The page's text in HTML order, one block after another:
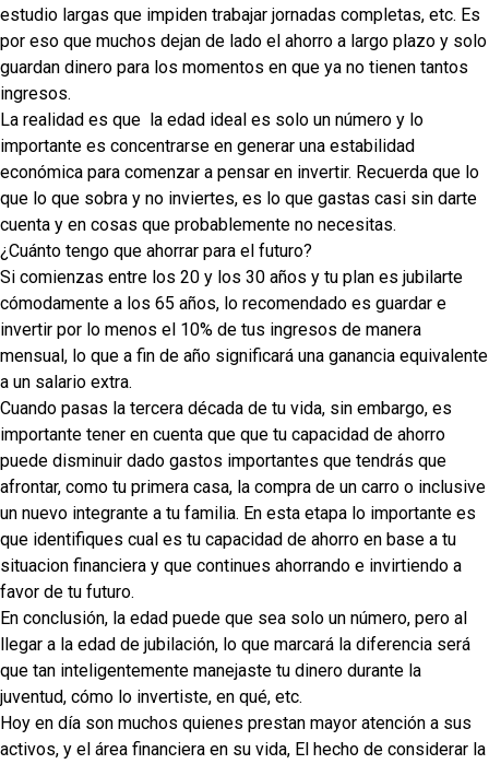
estudio largas que impiden trabajar jornadas completas, etc. Es
por eso que muchos dejan de lado el ahorro a largo plazo y solo
guardan dinero para los momentos en que ya no tienen tantos
ingresos.
La realidad es que la edad ideal es solo un número y lo
importante es concentrarse en generar una estabilidad
económica para comenzar a pensar en invertir. Recuerda que lo
que lo que sobra y no inviertes, es lo que gastas casi sin darte
cuenta y en cosas que probablemente no necesitas.
¿Cuánto tengo que ahorrar para el futuro?
Si comienzas entre los 20 y los 30 años y tu plan es jubilarte
cómodamente a los 65 años, lo recomendado es guardar e
invertir por lo menos el 10% de tus ingresos de manera
mensual, lo que a fin de año significará una ganancia equivalente
a un salario extra.
Cuando pasas la tercera década de tu vida, sin embargo, es
importante tener en cuenta que que tu capacidad de ahorro
puede disminuir dado gastos importantes que tendrás que
afrontar, como tu primera casa, la compra de un carro o inclusive
un nuevo integrante a tu familia. En esta etapa lo importante es
que identifiques cual es tu capacidad de ahorro en base a tu
situacion financiera y que continues ahorrando e invirtiendo a
favor de tu futuro.
En conclusión, la edad puede que sea solo un número, pero al
llegar a la edad de jubilación, lo que marcará la diferencia será
que tan inteligentemente manejaste tu dinero durante la
juventud, cómo lo invertiste, en qué, etc.
Hoy en día son muchos quienes prestan mayor atención a sus
activos, y el área financiera en su vida, El hecho de considerar la